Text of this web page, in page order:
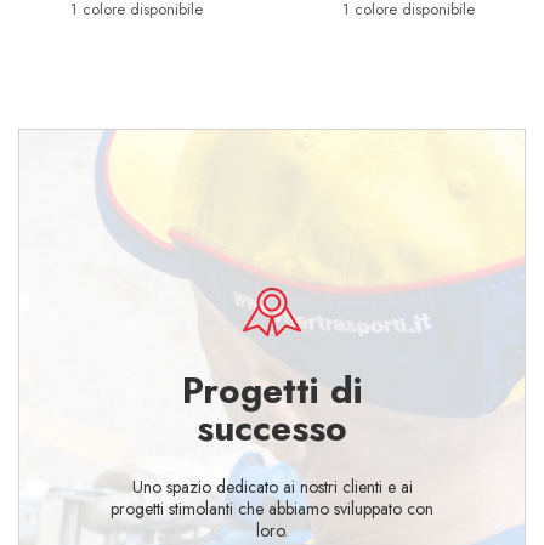
1 colore disponibile 1 colore disponibile
Progetti di
successo
Uno spazio dedicato ai nostri clienti e ai
progetti stimolanti che abbiamo sviluppato con
loro.